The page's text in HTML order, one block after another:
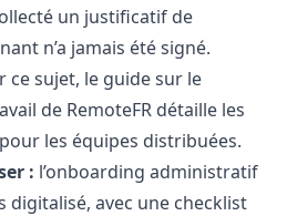
un justificatif de
n’a jamais été signé.
ce sujet, le guide sur le
de RemoteFR détaille les
les équipes distribuées.
: l’onboarding administratif
digitalisé, avec une checklist